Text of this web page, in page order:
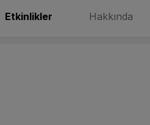
Etkinlikler Hakkında